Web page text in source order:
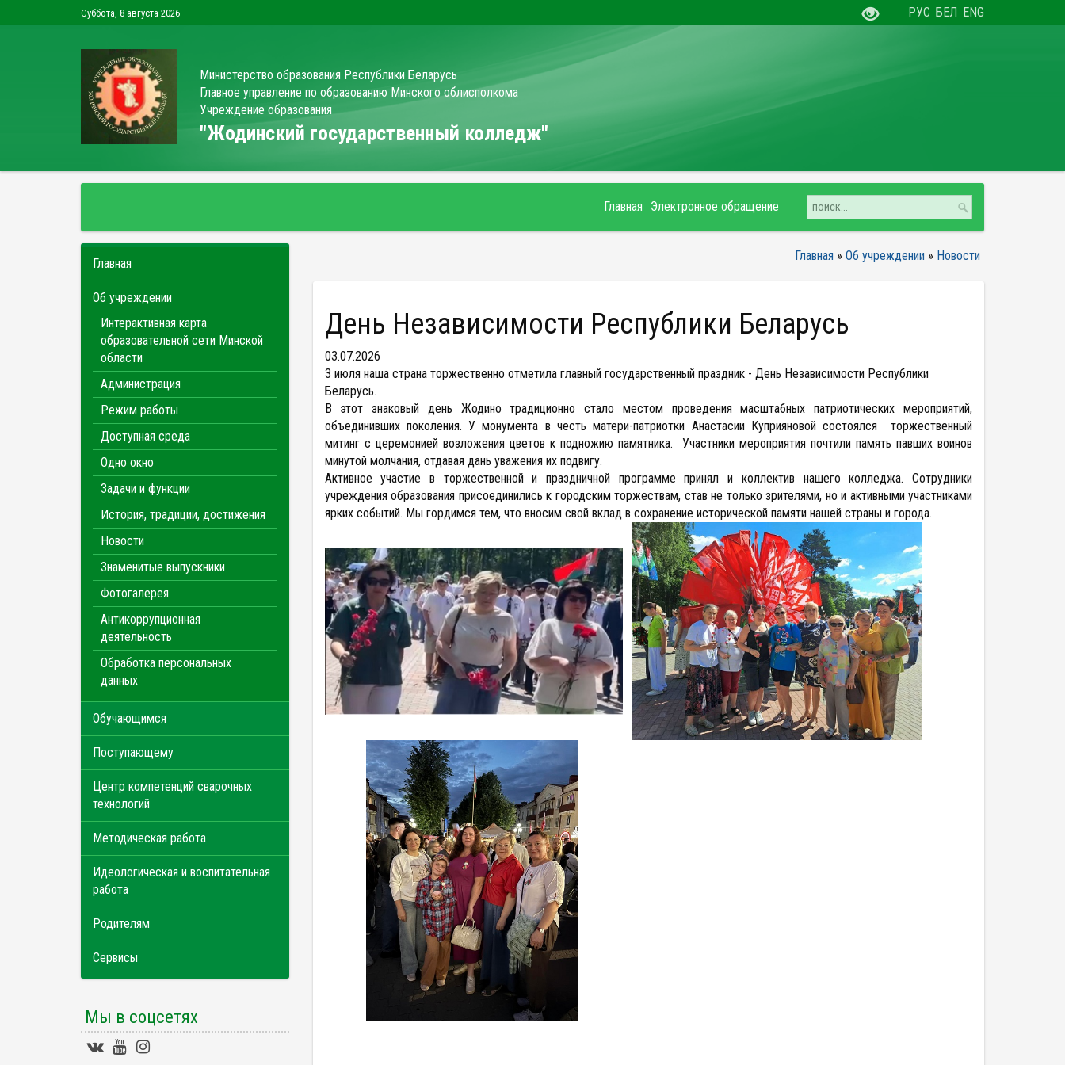
Суббота, 8 августа 2026 РУС БЕЛ ENG
Министерство образования Республики Беларусь
Главное управление по образованию Минского облисполкома
Учреждение образования
"Жодинский государственный колледж"
Главная Электронное обращение
Главная » Об учреждении » Новости
День Независимости Республики Беларусь
03.07.2026
3 июля наша страна торжественно отметила главный государственный праздник - День Независимости Республики
Беларусь.
В этот знаковый день Жодино традиционно стало местом проведения масштабных патриотических мероприятий,
объединивших поколения. У монумента в честь матери-патриотки Анастасии Куприяновой состоялся торжественный
митинг с церемонией возложения цветов к подножию памятника. Участники мероприятия почтили память павших воинов
минутой молчания, отдавая дань уважения их подвигу.
Активное участие в торжественной и праздничной программе принял и коллектив нашего колледжа. Сотрудники
учреждения образования присоединились к городским торжествам, став не только зрителями, но и активными участниками
ярких событий. Мы гордимся тем, что вносим свой вклад в сохранение исторической памяти нашей страны и города.
Главная
Об учреждении
Интерактивная карта
образовательной сети Минской
области
Администрация
Режим работы
Доступная среда
Одно окно
Задачи и функции
История, традиции, достижения
Новости
Знаменитые выпускники
Фотогалерея
Антикоррупционная
деятельность
Обработка персональных
данных
Обучающимся
Поступающему
Центр компетенций сварочных
технологий
Методическая работа
Идеологическая и воспитательная
работа
Родителям
Сервисы
Мы в соцсетях